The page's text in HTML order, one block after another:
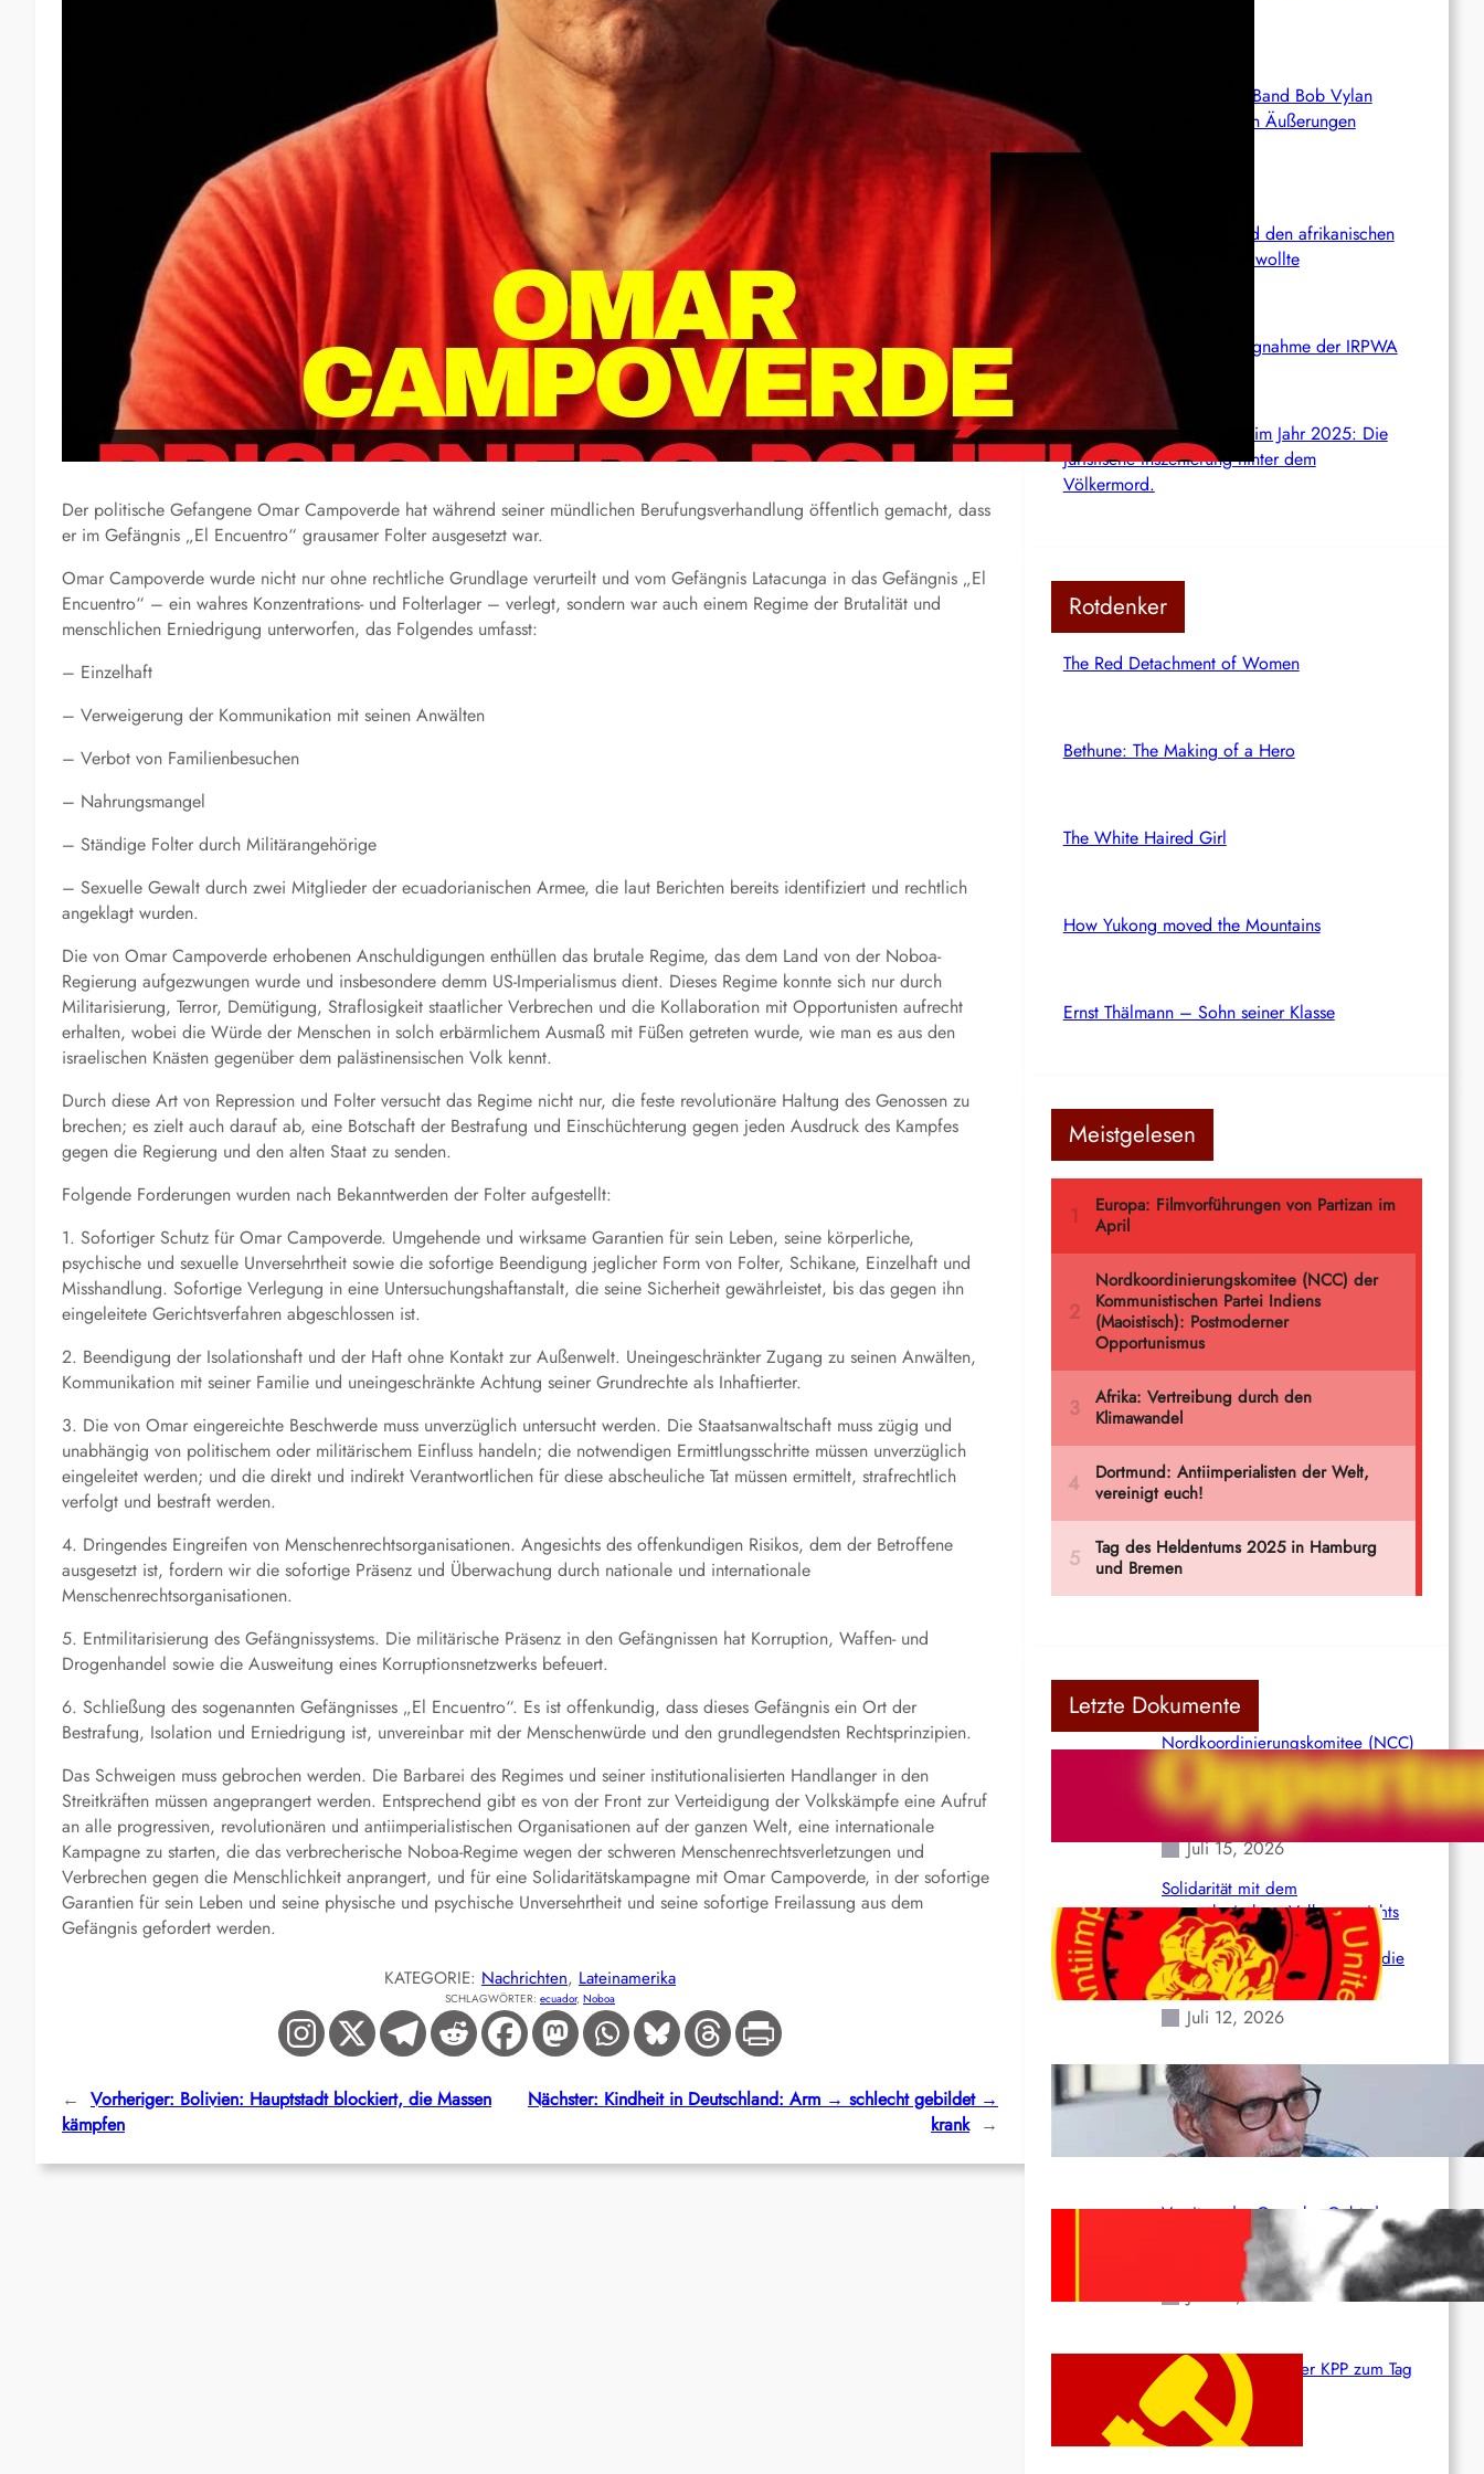
Der politische Gefangene Omar Campoverde hat während seiner mündlichen Berufungsverhandlung öffentlich gemacht, dass
er im Gefängnis „El Encuentro“ grausamer Folter ausgesetzt war.
Omar Campoverde wurde nicht nur ohne rechtliche Grundlage verurteilt und vom Gefängnis Latacunga in das Gefängnis „El
Encuentro“ – ein wahres Konzentrations- und Folterlager – verlegt, sondern war auch einem Regime der Brutalität und
menschlichen Erniedrigung unterworfen, das Folgendes umfasst:
– Einzelhaft
– Verweigerung der Kommunikation mit seinen Anwälten
– Verbot von Familienbesuchen
– Nahrungsmangel
– Ständige Folter durch Militärangehörige
– Sexuelle Gewalt durch zwei Mitglieder der ecuadorianischen Armee, die laut Berichten bereits identifiziert und rechtlich
angeklagt wurden.
Die von Omar Campoverde erhobenen Anschuldigungen enthüllen das brutale Regime, das dem Land von der Noboa-
Regierung aufgezwungen wurde und insbesondere demm US-Imperialismus dient. Dieses Regime konnte sich nur durch
Militarisierung, Terror, Demütigung, Straflosigkeit staatlicher Verbrechen und die Kollaboration mit Opportunisten aufrecht
erhalten, wobei die Würde der Menschen in solch erbärmlichem Ausmaß mit Füßen getreten wurde, wie man es aus den
israelischen Knästen gegenüber dem palästinensischen Volk kennt.
Durch diese Art von Repression und Folter versucht das Regime nicht nur, die feste revolutionäre Haltung des Genossen zu
brechen; es zielt auch darauf ab, eine Botschaft der Bestrafung und Einschüchterung gegen jeden Ausdruck des Kampfes
gegen die Regierung und den alten Staat zu senden.
Folgende Forderungen wurden nach Bekanntwerden der Folter aufgestellt:
1. Sofortiger Schutz für Omar Campoverde. Umgehende und wirksame Garantien für sein Leben, seine körperliche,
psychische und sexuelle Unversehrtheit sowie die sofortige Beendigung jeglicher Form von Folter, Schikane, Einzelhaft und
Misshandlung. Sofortige Verlegung in eine Untersuchungshaftanstalt, die seine Sicherheit gewährleistet, bis das gegen ihn
eingeleitete Gerichtsverfahren abgeschlossen ist.
2. Beendigung der Isolationshaft und der Haft ohne Kontakt zur Außenwelt. Uneingeschränkter Zugang zu seinen Anwälten,
Kommunikation mit seiner Familie und uneingeschränkte Achtung seiner Grundrechte als Inhaftierter.
3. Die von Omar eingereichte Beschwerde muss unverzüglich untersucht werden. Die Staatsanwaltschaft muss zügig und
unabhängig von politischem oder militärischem Einfluss handeln; die notwendigen Ermittlungsschritte müssen unverzüglich
eingeleitet werden; und die direkt und indirekt Verantwortlichen für diese abscheuliche Tat müssen ermittelt, strafrechtlich
verfolgt und bestraft werden.
4. Dringendes Eingreifen von Menschenrechtsorganisationen. Angesichts des offenkundigen Risikos, dem der Betroffene
ausgesetzt ist, fordern wir die sofortige Präsenz und Überwachung durch nationale und internationale
Menschenrechtsorganisationen.
5. Entmilitarisierung des Gefängnissystems. Die militärische Präsenz in den Gefängnissen hat Korruption, Waffen- und
Drogenhandel sowie die Ausweitung eines Korruptionsnetzwerks befeuert.
6. Schließung des sogenannten Gefängnisses „El Encuentro“. Es ist offenkundig, dass dieses Gefängnis ein Ort der
Bestrafung, Isolation und Erniedrigung ist, unvereinbar mit der Menschenwürde und den grundlegendsten Rechtsprinzipien.
Das Schweigen muss gebrochen werden. Die Barbarei des Regimes und seiner institutionalisierten Handlanger in den
Streitkräften müssen angeprangert werden. Entsprechend gibt es von der Front zur Verteidigung der Volkskämpfe eine Aufruf
an alle progressiven, revolutionären und antiimperialistischen Organisationen auf der ganzen Welt, eine internationale
Kampagne zu starten, die das verbrecherische Noboa-Regime wegen der schweren Menschenrechtsverletzungen und
Verbrechen gegen die Menschlichkeit anprangert, und für eine Solidaritätskampagne mit Omar Campoverde, in der sofortige
Garantien für sein Leben und seine physische und psychische Unversehrtheit und seine sofortige Freilassung aus dem
Gefängnis gefordert werden.
KATEGORIE: Nachrichten, Lateinamerika
SCHLAGWÖRTER: ecuador, Noboa
← Vorheriger: Bolivien: Hauptstadt blockiert, die Massen
kämpfen
Nächster: Kindheit in Deutschland: Arm → schlecht gebildet →
krank →
Deutschland: Sänger der Band Bob Vylan
nach pro-palästinensischen Äußerungen
abgeschoben
Wie die CIA Mandela und den afrikanischen
Befreiungskampf stoppen wollte
Aktualisierung der Stellungnahme der IRPWA
Neue israelische Gesetze im Jahr 2025: Die
juristische Inszenierung hinter dem
Völkermord.
Rotdenker
The Red Detachment of Women
Bethune: The Making of a Hero
The White Haired Girl
How Yukong moved the Mountains
Ernst Thälmann – Sohn seiner Klasse
Meistgelesen
Letzte Dokumente
Nordkoordinierungskomitee (NCC)
der Kommunistischen Partei Indiens
(Maoistisch): Postmoderner
Opportunismus
Juli 15, 2026
Solidarität mit dem
venezolanischem Volk angesichts
der verlorenen Leben und der
katastrophalen Situation durch die
Erdbeben des 24. Juni!
Juli 12, 2026
Indien: „Die Politik der
Kapitulation“ von K. Murali (Ajith)
Juli 1, 2026
Vorsitzender Gonzalo: Gebt das
Leben für die Partei und die
Juni 19, 2026
Beschluss des ZK der KPP zum Tag
des Heldentums
Juni 19, 2026